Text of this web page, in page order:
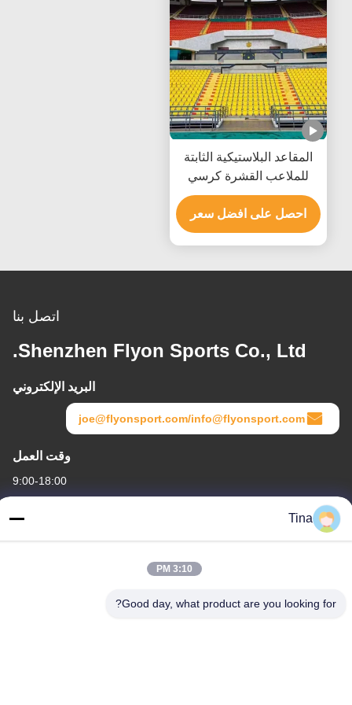
المقاعد البلاستيكية الثابتة
للملاعب القشرة كرسي
الملاعب مع الأرضية المثبتة
على الحائط
احصل على افضل سعر
اتصل بنا
Shenzhen Flyon Sports Co., Ltd.
البريد الإلكتروني
joe@flyonsport.com/info@flyonsport.com
وقت العمل
9:00-18:00
عنواننا
العنوان
Tina
3:10 PM
Good day, what product are you looking for?